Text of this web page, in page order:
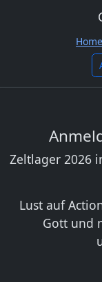
Home
Zeltlager 2026
Lust auf
Gott und